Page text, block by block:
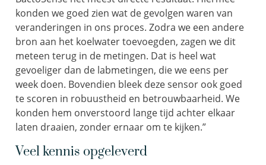
konden we goed zien wat de gevolgen waren van
veranderingen in ons proces. Zodra we een andere
bron aan het koelwater toevoegden, zagen we dit
meteen terug in de metingen. Dat is heel wat
gevoeliger dan de labmetingen, die we eens per
week doen. Bovendien bleek deze sensor ook goed
te scoren in robuustheid en betrouwbaarheid. We
konden hem onverstoord lange tijd achter elkaar
laten draaien, zonder ernaar om te kijken.”
Veel kennis opgeleverd